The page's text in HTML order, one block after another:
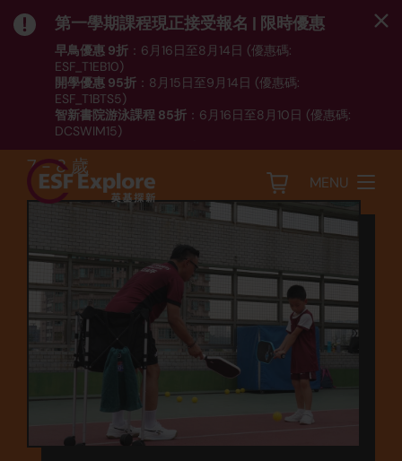
第一學期課程現正接受報名 | 限時優惠
早鳥優惠 9折 ：6月16日至8月14日 (優惠碼:
ESF_T1EB10)
開學優惠 95折 ：8月15日至9月14日 (優惠碼:
ESF_T1BTS5)
智新書院游泳課程 85折 ：6月16日至8月10日 (優惠碼:
DCSWIM15)
MENU
運動
匹克球 (PB1B)
7 - 8 歲